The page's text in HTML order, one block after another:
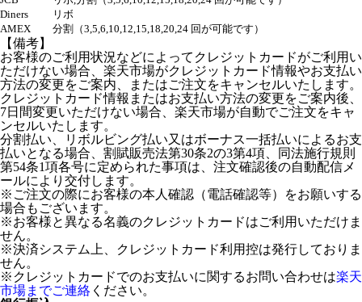
Diners
リボ
AMEX
分割（3,5,6,10,12,15,18,20,24 回が可能です）
【備考】
お客様のご利用状況などによってクレジットカードがご利用い
ただけない場合、楽天市場がクレジットカード情報やお支払い
方法の変更をご案内、またはご注文をキャンセルいたします。
クレジットカード情報またはお支払い方法の変更をご案内後、
7日間変更いただけない場合、楽天市場が自動でご注文をキャ
ンセルいたします。
分割払い、リボルビング払い又はボーナス一括払いによるお支
払いとなる場合、割賦販売法第30条2の3第4項、同法施行規則
第54条1項各号に定められた事項は、注文確認後の自動配信メ
ールにより交付します。
※ご注文の際にお客様の本人確認（電話確認等）をお願いする
場合もございます。
※お客様と異なる名義のクレジットカードはご利用いただけま
せん。
※決済システム上、クレジットカード利用控は発行しておりま
せん。
※クレジットカードでのお支払いに関するお問い合わせは楽天
市場までご連絡 ください。